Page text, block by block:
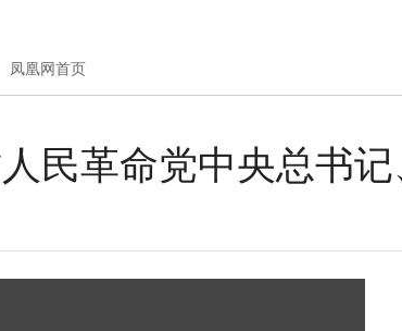
凤凰网首页
民革命党中央总书